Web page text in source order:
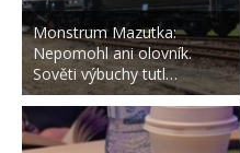
Monstrum Mazutka:
Nepomohl ani olovník.
Sověti výbuchy tutl…